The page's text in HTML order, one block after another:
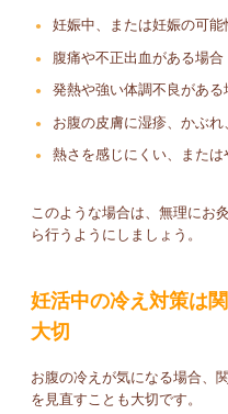
妊娠中、または妊娠の可
腹痛や不正出血がある場合
発熱や強い体調不良がある
お腹の皮膚に湿疹、かぶ
熱さを感じにくい、また
このような場合は、無理にお
ら行うようにしましょう。
妊活中の冷え対策は
大切
お腹の冷えが気になる場合、
を見直すことも大切です。